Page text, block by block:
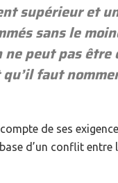
supérieur et
sans le
peut pas être
faut
de ses
d’un conflit